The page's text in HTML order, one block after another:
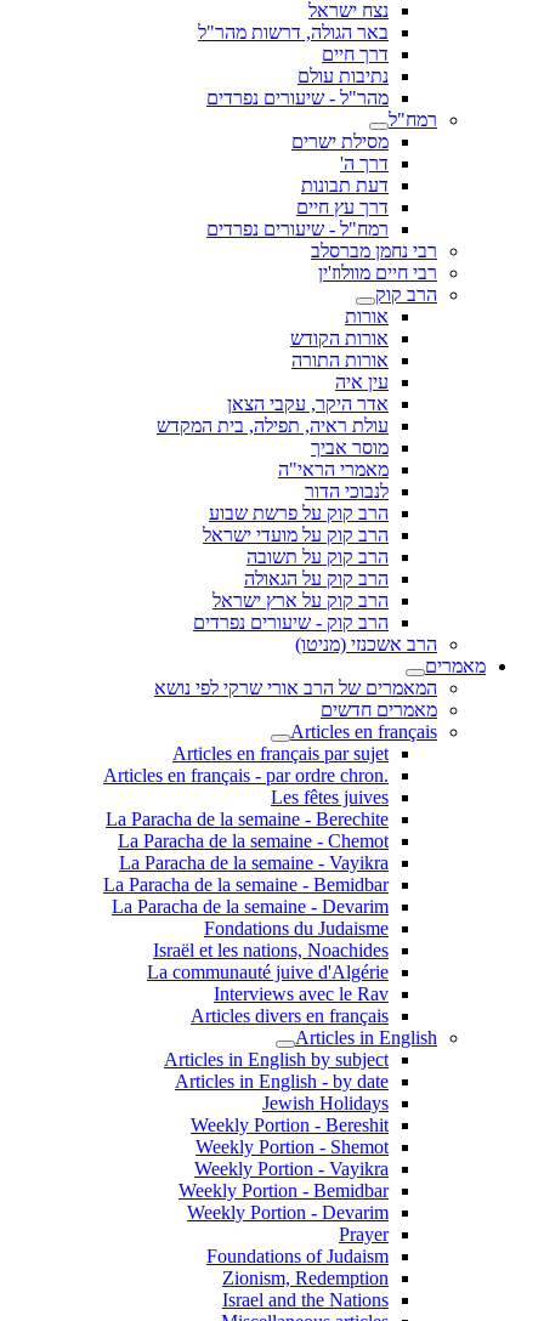
נצח ישראל
באר הגולה, דרשות מהר"ל
דרך חיים
נתיבות עולם
מהר"ל - שיעורים נפרדים
רמח"ל
מסילת ישרים
דרך ה'
דעת תבונות
דרך עץ חיים
רמח"ל - שיעורים נפרדים
רבי נחמן מברסלב
רבי חיים מוולוז'ין
הרב קוק
אורות
אורות הקודש
אורות התורה
עין איה
אדר היקר, עקבי הצאן
עולת ראיה, תפילה, בית המקדש
מוסר אביך
מאמרי הראי"ה
לנבוכי הדור
הרב קוק על פרשת שבוע
הרב קוק על מועדי ישראל
הרב קוק על תשובה
הרב קוק על הגאולה
הרב קוק על ארץ ישראל
הרב קוק - שיעורים נפרדים
הרב אשכנזי (מניטו)
מאמרים
המאמרים של הרב אורי שרקי לפי נושא
מאמרים חדשים
Articles en français
Articles en français par sujet
.Articles en français - par ordre chron
Les fêtes juives
La Paracha de la semaine - Berechite
La Paracha de la semaine - Chemot
La Paracha de la semaine - Vayikra
La Paracha de la semaine - Bemidbar
La Paracha de la semaine - Devarim
Fondations du Judaisme
Israël et les nations, Noachides
La communauté juive d'Algérie
Interviews avec le Rav
Articles divers en français
Articles in English
Articles in English by subject
Articles in English - by date
Jewish Holidays
Weekly Portion - Bereshit
Weekly Portion - Shemot
Weekly Portion - Vayikra
Weekly Portion - Bemidbar
Weekly Portion - Devarim
Prayer
Foundations of Judaism
Zionism, Redemption
Israel and the Nations